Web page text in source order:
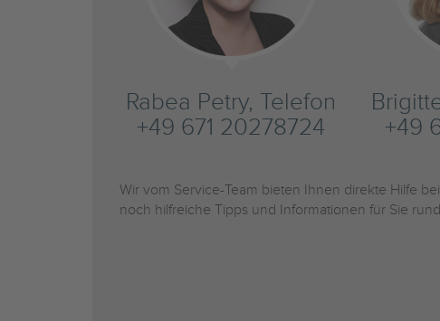
Rabea Petry, Telefon
+49 671 20278724
+49
Wir vom Service-Team bieten Ihnen direkte Hilfe
noch hilfreiche Tipps und Informationen für Sie